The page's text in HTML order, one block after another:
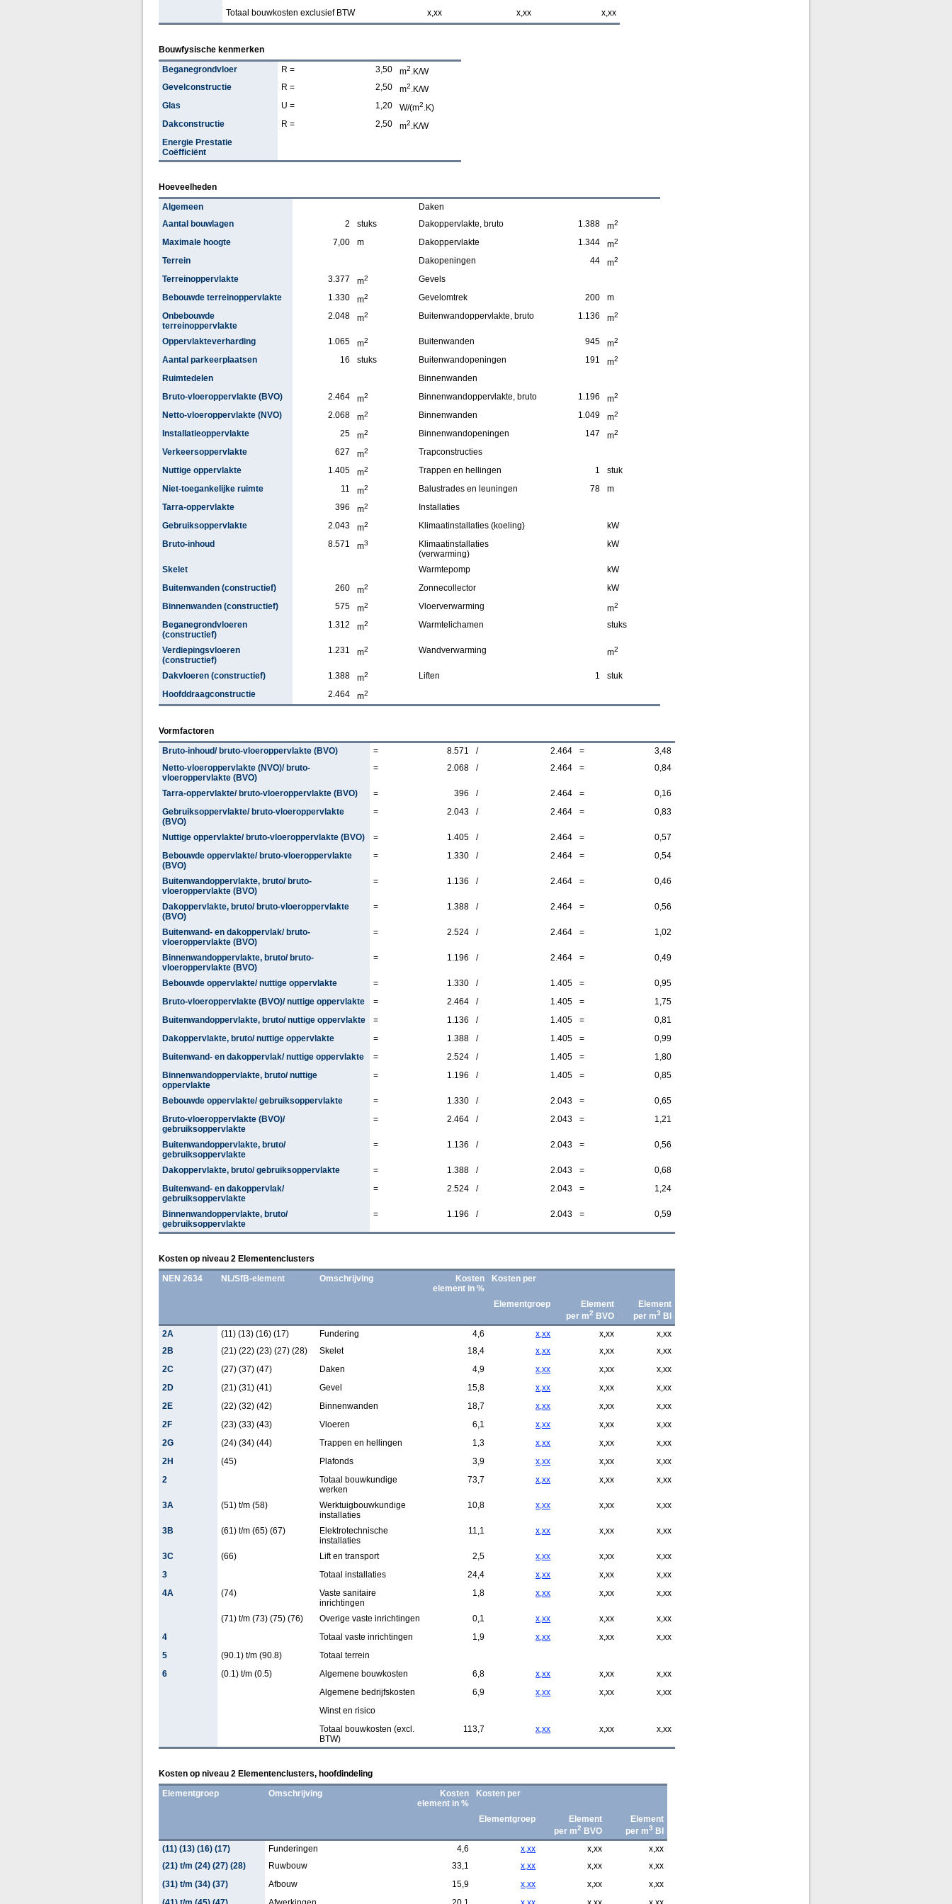
Totaal bouwkosten exclusief BTW
x,xx x,xx x,xx
Bouwfysische kenmerken
Beganegrondvloer
R = 3,50 m2.K/W
Gevelconstructie
R = 2,50 m2.K/W
Glas
U = 1,20 W/(m2.K)
Dakconstructie
R = 2,50 m2.K/W
Energie Prestatie
Coëfficiënt
Hoeveelheden
Algemeen
Daken
Aantal bouwlagen
2 stuks Dakoppervlakte, bruto 1.388 m2
Maximale hoogte 7,00 m Dakoppervlakte 1.344 m2
Terrein Dakopeningen 44 m2
Terreinoppervlakte 3.377 m2
Gevels
Bebouwde terreinoppervlakte
1.330 m2 Gevelomtrek 200
m
Onbebouwde
terreinoppervlakte
2.048 m2 Buitenwandoppervlakte, bruto 1.136 m2
Oppervlakteverharding 1.065 m2 Buitenwanden 945 m2
Aantal parkeerplaatsen 16 stuks Buitenwandopeningen 191 m2
Ruimtedelen
Binnenwanden
Bruto-vloeroppervlakte (BVO)
2.464 m2 Binnenwandoppervlakte, bruto 1.196 m2
Netto-vloeroppervlakte (NVO) 2.068 m2 Binnenwanden 1.049 m2
Installatieoppervlakte 25 m2 Binnenwandopeningen 147 m2
Verkeersoppervlakte 627 m2
Trapconstructies
Nuttige oppervlakte
1.405 m2 Trappen en hellingen 1
stuk
Niet-toegankelijke ruimte
11 m2 Balustrades en leuningen 78
m
Tarra-oppervlakte
396 m2
Installaties
Gebruiksoppervlakte
2.043 m2 Klimaatinstallaties (koeling)
kW
Bruto-inhoud
8.571 m3
Klimaatinstallaties
(verwarming)
kW
Skelet Warmtepomp
kW
Buitenwanden (constructief)
260 m2 Zonnecollector
kW
Binnenwanden (constructief)
575 m2 Vloerverwarming m2
Beganegrondvloeren
(constructief)
1.312 m2 Warmtelichamen stuks
Verdiepingsvloeren
(constructief)
1.231 m2 Wandverwarming m2
Dakvloeren (constructief) 1.388 m2 Liften 1
stuk
Hoofddraagconstructie
2.464 m2
Vormfactoren
Bruto-inhoud/ bruto-vloeroppervlakte (BVO)
= 8.571 / 2.464 =
3,48
Netto-vloeroppervlakte (NVO)/ bruto-
vloeroppervlakte (BVO)
= 2.068 / 2.464 = 0,84
Tarra-oppervlakte/ bruto-vloeroppervlakte (BVO) = 396 / 2.464 =
0,16
Gebruiksoppervlakte/ bruto-vloeroppervlakte
(BVO)
= 2.043 / 2.464 = 0,83
Nuttige oppervlakte/ bruto-vloeroppervlakte (BVO) = 1.405 / 2.464 =
0,57
Bebouwde oppervlakte/ bruto-vloeroppervlakte
(BVO)
= 1.330 / 2.464 = 0,54
Buitenwandoppervlakte, bruto/ bruto-
vloeroppervlakte (BVO)
= 1.136 / 2.464 = 0,46
Dakoppervlakte, bruto/ bruto-vloeroppervlakte
(BVO)
= 1.388 / 2.464 = 0,56
Buitenwand- en dakoppervlak/ bruto-
vloeroppervlakte (BVO)
= 2.524 / 2.464 = 1,02
Binnenwandoppervlakte, bruto/ bruto-
vloeroppervlakte (BVO)
= 1.196 / 2.464 = 0,49
Bebouwde oppervlakte/ nuttige oppervlakte = 1.330 / 1.405 =
0,95
Bruto-vloeroppervlakte (BVO)/ nuttige oppervlakte
= 2.464 / 1.405 =
1,75
Buitenwandoppervlakte, bruto/ nuttige oppervlakte
= 1.136 / 1.405 =
0,81
Dakoppervlakte, bruto/ nuttige oppervlakte
= 1.388 / 1.405 =
0,99
Buitenwand- en dakoppervlak/ nuttige oppervlakte
= 2.524 / 1.405 =
1,80
Binnenwandoppervlakte, bruto/ nuttige
oppervlakte
= 1.196 / 1.405 = 0,85
Bebouwde oppervlakte/ gebruiksoppervlakte = 1.330 / 2.043 =
0,65
Bruto-vloeroppervlakte (BVO)/
gebruiksoppervlakte
= 2.464 / 2.043 = 1,21
Buitenwandoppervlakte, bruto/
gebruiksoppervlakte
= 1.136 / 2.043 = 0,56
Dakoppervlakte, bruto/ gebruiksoppervlakte = 1.388 / 2.043 =
0,68
Buitenwand- en dakoppervlak/
gebruiksoppervlakte
= 2.524 / 2.043 = 1,24
Binnenwandoppervlakte, bruto/
gebruiksoppervlakte
= 1.196 / 2.043 = 0,59
Kosten op niveau 2 Elementenclusters
NEN 2634
NL/SfB-element Omschrijving
Kosten
element in %
Kosten per
Elementgroep
Element
per m2 BVO
Element
per m3 BI
2A
(11) (13) (16) (17) Fundering 4,6 x,xx x,xx
x,xx
2B
(21) (22) (23) (27) (28) Skelet 18,4 x,xx x,xx
x,xx
2C
(27) (37) (47) Daken 4,9 x,xx x,xx
x,xx
2D
(21) (31) (41) Gevel 15,8 x,xx x,xx
x,xx
2E
(22) (32) (42) Binnenwanden 18,7 x,xx x,xx
x,xx
2F
(23) (33) (43) Vloeren 6,1 x,xx x,xx
x,xx
2G
(24) (34) (44) Trappen en hellingen 1,3 x,xx x,xx
x,xx
2H
(45) Plafonds 3,9 x,xx x,xx
x,xx
2
Totaal bouwkundige
werken
73,7 x,xx x,xx x,xx
3A (51) t/m (58)
Werktuigbouwkundige
installaties
10,8 x,xx x,xx x,xx
3B (61) t/m (65) (67)
Elektrotechnische
installaties
11,1 x,xx x,xx x,xx
3C (66) Lift en transport 2,5 x,xx x,xx
x,xx
3
Totaal installaties 24,4 x,xx x,xx
x,xx
4A
(74)
Vaste sanitaire
inrichtingen
1,8 x,xx x,xx x,xx
(71) t/m (73) (75) (76) Overige vaste inrichtingen 0,1 x,xx x,xx
x,xx
4
Totaal vaste inrichtingen 1,9 x,xx x,xx
x,xx
5
(90.1) t/m (90.8)
Totaal terrein
6
(0.1) t/m (0.5) Algemene bouwkosten 6,8 x,xx x,xx
x,xx
Algemene bedrijfskosten
6,9 x,xx x,xx
x,xx
Winst en risico
Totaal bouwkosten (excl.
BTW)
113,7 x,xx x,xx x,xx
Kosten op niveau 2 Elementenclusters, hoofdindeling
Elementgroep
Omschrijving
Kosten
element in %
Kosten per
Elementgroep
Element
per m2 BVO
Element
per m3 BI
(11) (13) (16) (17)
Funderingen 4,6 x,xx x,xx
x,xx
(21) t/m (24) (27) (28)
Ruwbouw 33,1 x,xx x,xx
x,xx
(31) t/m (34) (37)
Afbouw 15,9 x,xx x,xx
x,xx